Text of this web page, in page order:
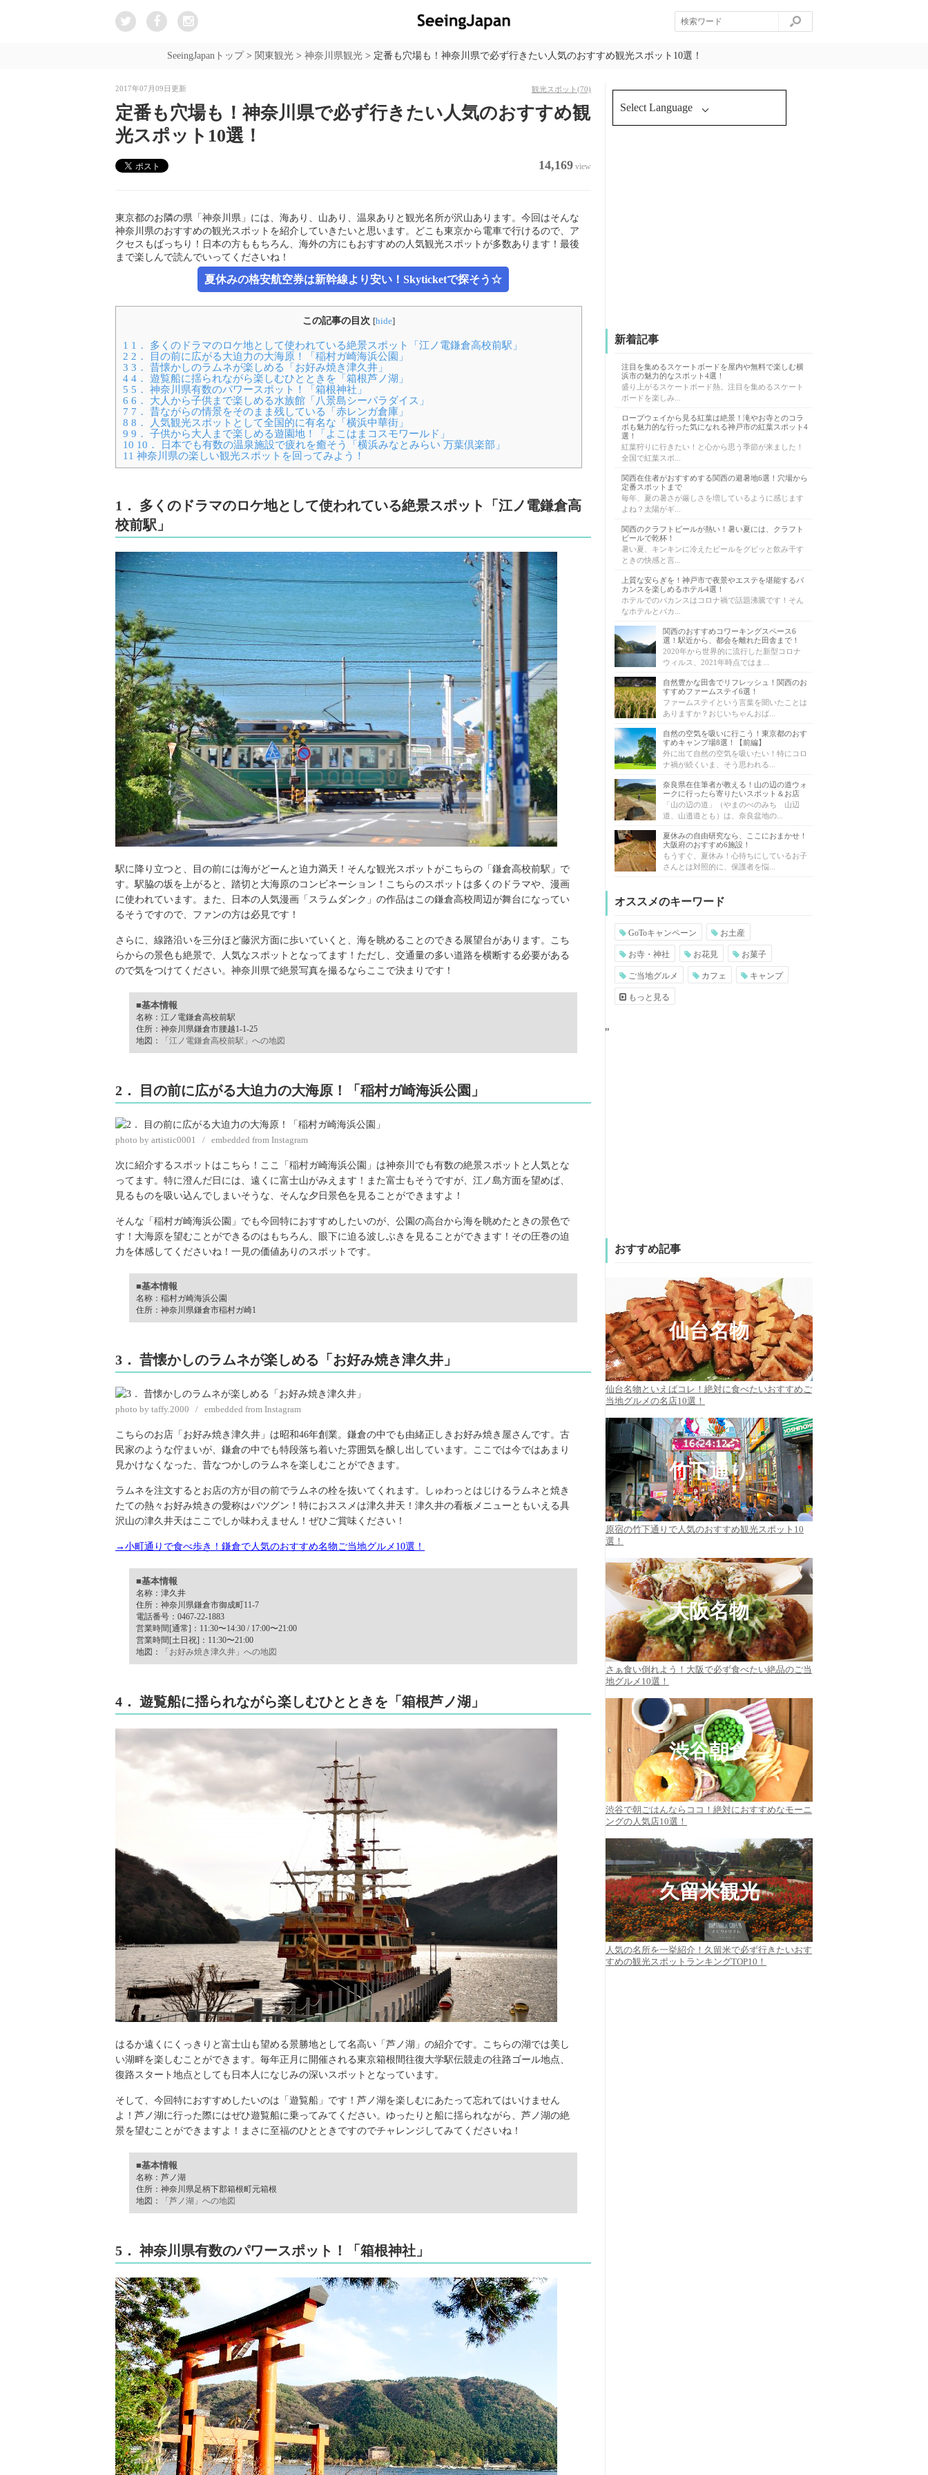
SeeingJapanトップ> 関東観光> 神奈川県観光> 定番も穴場も！神奈川県で必ず行きたい人気のおすすめ観光スポット10選！
2017年07月09日更新 観光スポット (70)
定番も穴場も！神奈川県で必ず行きたい人気のおすすめ観
光スポット10選！
14,169 view
東京都のお隣の県「神奈川県」には、海あり、山あり、温泉ありと観光名所が沢山あります。今回はそんな
神奈川県のおすすめの観光スポットを紹介していきたいと思います。どこも東京から電車で行けるので、ア
クセスもばっちり！日本の方ももちろん、海外の方にもおすすめの人気観光スポットが多数あります！最後
まで楽しんで読んでいってくださいね！
夏休みの格安航空券は新幹線より安い！Skyticketで探そう☆
この記事の目次 [hide]
1 1． 多くのドラマのロケ地として使われている絶景スポット「江ノ電鎌倉高校前駅」
2 2． 目の前に広がる大迫力の大海原！「稲村ガ崎海浜公園」
3 3． 昔懐かしのラムネが楽しめる「お好み焼き津久井」
4 4． 遊覧船に揺られながら楽しむひとときを「箱根芦ノ湖」
5 5． 神奈川県有数のパワースポット！「箱根神社」
6 6． 大人から子供まで楽しめる水族館「八景島シーパラダイス」
7 7． 昔ながらの情景をそのまま残している「赤レンガ倉庫」
8 8． 人気観光スポットとして全国的に有名な「横浜中華街」
9 9． 子供から大人まで楽しめる遊園地！「よこはまコスモワールド」
10 10． 日本でも有数の温泉施設で疲れを癒そう「横浜みなとみらい 万葉倶楽部」
11 神奈川県の楽しい観光スポットを回ってみよう！
1． 多くのドラマのロケ地として使われている絶景スポット「江ノ電鎌倉高
校前駅」
駅に降り立つと、目の前には海がどーんと迫力満天！そんな観光スポットがこちらの「鎌倉高校前駅」で
す。駅脇の坂を上がると、踏切と大海原のコンビネーション！こちらのスポットは多くのドラマや、漫画
に使われています。また、日本の人気漫画「スラムダンク」の作品はこの鎌倉高校周辺が舞台になってい
るそうですので、ファンの方は必見です！
さらに、線路沿いを三分ほど藤沢方面に歩いていくと、海を眺めることのできる展望台があります。こち
らからの景色も絶景で、人気なスポットとなってます！ただし、交通量の多い道路を横断する必要がある
ので気をつけてください。神奈川県で絶景写真を撮るならここで決まりです！
■基本情報
名称：江ノ電鎌倉高校前駅
住所：神奈川県鎌倉市腰越1-1-25
地図：
「江ノ電鎌倉高校前駅」への地図
2． 目の前に広がる大迫力の大海原！「稲村ガ崎海浜公園」
photo by artistic0001 / embedded from Instagram
次に紹介するスポットはこちら！ここ「稲村ガ崎海浜公園」は神奈川でも有数の絶景スポットと人気とな
ってます。特に澄んだ日には、遠くに富士山がみえます！また富士もそうですが、江ノ島方面を望めば、
見るものを吸い込んでしまいそうな、そんな夕日景色を見ることができますよ！
そんな「稲村ガ崎海浜公園」でも今回特におすすめしたいのが、公園の高台から海を眺めたときの景色で
す！大海原を望むことができるのはもちろん、眼下に迫る波しぶきを見ることができます！その圧巻の迫
力を体感してくださいね！一見の価値ありのスポットです。
■基本情報
名称：稲村ガ崎海浜公園
住所：神奈川県鎌倉市稲村ガ崎1
3． 昔懐かしのラムネが楽しめる「お好み焼き津久井」
photo by taffy.2000 / embedded from Instagram
こちらのお店「お好み焼き津久井」は昭和46年創業。鎌倉の中でも由緒正しきお好み焼き屋さんです。古
民家のような佇まいが、鎌倉の中でも特段落ち着いた雰囲気を醸し出しています。ここでは今ではあまり
見かけなくなった、昔なつかしのラムネを楽しむことができます。
ラムネを注文するとお店の方が目の前でラムネの栓を抜いてくれます。しゅわっとはじけるラムネと焼き
たての熱々お好み焼きの愛称はバツグン！特におススメは津久井天！津久井の看板メニューともいえる具
沢山の津久井天はここでしか味わえません！ぜひご賞味ください！
→小町通りで食べ歩き！鎌倉で人気のおすすめ名物ご当地グルメ10選！
■基本情報
名称：津久井
住所：神奈川県鎌倉市御成町11-7
電話番号：0467-22-1883
営業時間[通常]：11:30〜14:30 / 17:00〜21:00
営業時間[土日祝]：11:30〜21:00
地図：
「お好み焼き津久井」への地図
4． 遊覧船に揺られながら楽しむひとときを「箱根芦ノ湖」
はるか遠くにくっきりと富士山も望める景勝地として名高い「芦ノ湖」の紹介です。こちらの湖では美し
い湖畔を楽しむことができます。毎年正月に開催される東京箱根間往復大学駅伝競走の往路ゴール地点、
復路スタート地点としても日本人になじみの深いスポットとなっています。
そして、今回特におすすめしたいのは「遊覧船」です！芦ノ湖を楽しむにあたって忘れてはいけません
よ！芦ノ湖に行った際にはぜひ遊覧船に乗ってみてください。ゆったりと船に揺られながら、芦ノ湖の絶
景を望むことができますよ！まさに至福のひとときですのでチャレンジしてみてくださいね！
■基本情報
名称：芦ノ湖
住所：神奈川県足柄下郡箱根町元箱根
地図：
「芦ノ湖」への地図
5． 神奈川県有数のパワースポット！「箱根神社」
Select Language
新着記事
注目を集めるスケートボードを屋内や無料で楽しむ横
浜市の魅力的なスポット4選！
盛り上がるスケートボード熱。注目を集めるスケート
ボードを楽しみ...
ロープウェイから見る紅葉は絶景！滝やお寺とのコラ
ボも魅力的な行った気になれる神戸市の紅葉スポット4
選！
紅葉狩りに行きたい！と心から思う季節が来ました！
全国で紅葉スポ...
関西在住者がおすすめする関西の避暑地6選！穴場から
定番スポットまで
毎年、夏の暑さが厳しさを増しているように感じます
よね？太陽がギ...
関西のクラフトビールが熱い！暑い夏には、クラフト
ビールで乾杯！
暑い夏、キンキンに冷えたビールをグビッと飲み干す
ときの快感と言...
上質な安らぎを！神戸市で夜景やエステを堪能するバ
カンスを楽しめるホテル4選！
ホテルでのバカンスはコロナ禍で話題沸騰です！そん
なホテルとバカ...
関西のおすすめコワーキングスペース6
選！駅近から、都会を離れた田舎まで！
2020年から世界的に流行した新型コロナ
ウィルス、2021年時点ではま...
自然豊かな田舎でリフレッシュ！関西のお
すすめファームステイ6選！
ファームステイという言葉を聞いたことは
ありますか？おじいちゃんおば...
自然の空気を吸いに行こう！東京都のおす
すめキャンプ場8選！【前編】
外に出て自然の空気を吸いたい！特にコロ
ナ禍が続くいま、そう思われる...
奈良県在住筆者が教える！山の辺の道ウォ
ークに行ったら寄りたいスポット＆お店
「山の辺の道」（やまのべのみち 山辺
道、山邉道とも）は、奈良盆地の...
夏休みの自由研究なら、ここにおまかせ！
大阪府のおすすめ6施設！
もうすぐ、夏休み！心待ちにしているお子
さんとは対照的に、保護者を悩...
オススメのキーワード
GoToキャンペーン お土産
お寺・神社 お花見 お菓子
ご当地グルメ カフェ キャンプ
もっと見る
"
おすすめ記事
仙台名物
仙台名物といえばコレ！絶対に食べたいおすすめご
当地グルメの名店10選！
竹下通り
原宿の竹下通りで人気のおすすめ観光スポット10
選！
大阪名物
さぁ食い倒れよう！大阪で必ず食べたい絶品のご当
地グルメ10選！
渋谷朝食
渋谷で朝ごはんならココ！絶対におすすめなモーニ
ングの人気店10選！
久留米観光
人気の名所を一挙紹介！久留米で必ず行きたいおす
すめの観光スポットランキングTOP10！